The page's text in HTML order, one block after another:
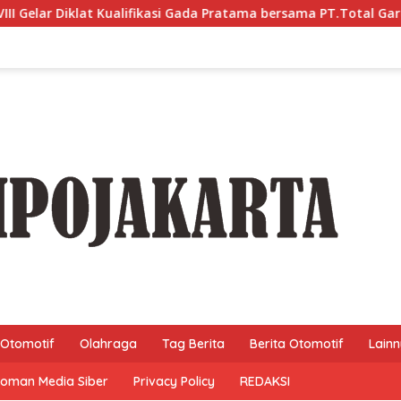
Pratama bersama PT.Total Garda Solusi dan Direktorat
Otomotif Olahraga Tag Berita Berita Otomotif
Media Siber Privacy Policy REDAKSI